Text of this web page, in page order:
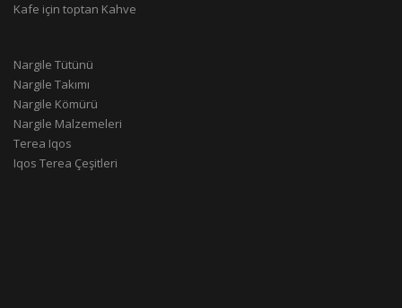
Kafe için toptan Kahve
Nargile Tütünü
Nargile Takımı
Nargile Kömürü
Nargile Malzemeleri
Terea Iqos
Iqos Terea Çeşitleri